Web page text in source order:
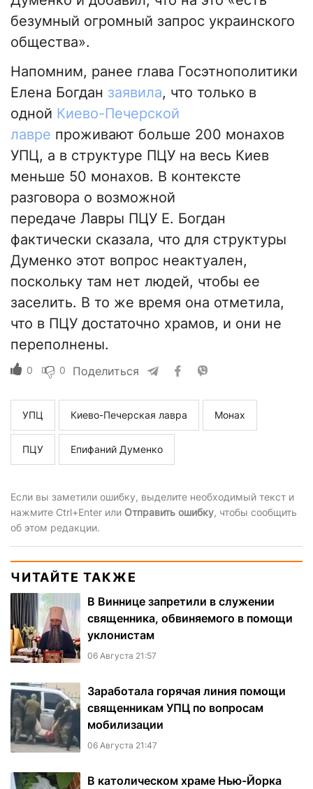
безумный огромный запрос украинского
общества».
Напомним, ранее глава Госэтнополитики
Елена Богдан заявила, что только в
одной Киево-Печерской
лавре проживают больше 200 монахов
УПЦ, а в структуре ПЦУ на весь Киев
меньше 50 монахов. В контексте
разговора о возможной
передаче Лавры ПЦУ Е. Богдан
фактически сказала, что для структуры
Думенко этот вопрос неактуален,
поскольку там нет людей, чтобы ее
заселить. В то же время она отметила,
что в ПЦУ достаточно храмов, и они не
переполнены.
0 0 Поделиться
УПЦ Киево-Печерская лавра Монах
ПЦУ Епифаний Думенко
Если вы заметили ошибку, выделите необходимый текст и
нажмите Ctrl+Enter или Отправить ошибку, чтобы сообщить
об этом редакции.
ЧИТАЙТЕ ТАКЖЕ
В Виннице запретили в служении
священника, обвиняемого в помощи
уклонистам
06 Августа 21:57
Заработала горячая линия помощи
священникам УПЦ по вопросам
мобилизации
06 Августа 21:47
В католическом храме Нью-Йорка